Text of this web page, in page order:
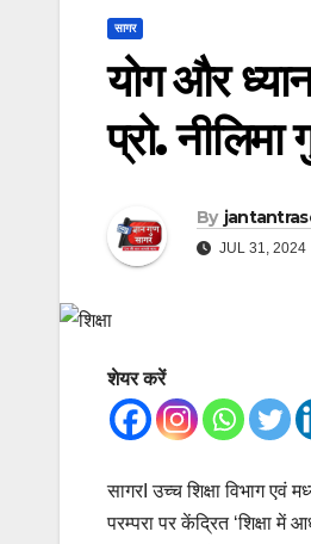
सागर
योग और
प्रो. नीलिमा
By
JUL 31, 2024
शेयर करें
सागरI उच्च शिक्षा विभाग एवं
परम्परा पर केंद्रित ‘शिक्षा में